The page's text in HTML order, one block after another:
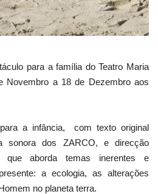
para a família do Teatro Maria
Novembro a 18 de Dezembro aos
a infância, com texto original
sonora dos ZARCO, e direcção
que aborda temas inerentes e
a ecologia, as alterações
no planeta terra.